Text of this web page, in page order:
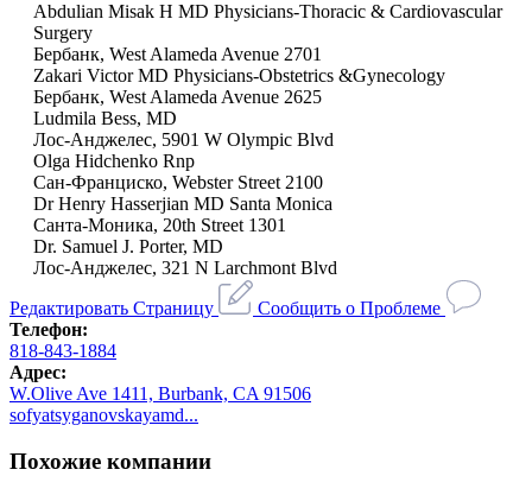
Abdulian Misak H MD Physicians-Thoracic & Cardiovascular
Surgery
Бербанк, West Alameda Avenue 2701
Zakari Victor MD Physicians-Obstetrics &Gynecology
Бербанк, West Alameda Avenue 2625
Ludmila Bess, MD
Лос-Анджелес, 5901 W Olympic Blvd
Olga Hidchenko Rnp
Сан-Франциско, Webster Street 2100
Dr Henry Hasserjian MD Santa Monica
Санта-Моника, 20th Street 1301
Dr. Samuel J. Porter, MD
Лос-Анджелес, 321 N Larchmont Blvd
Редактировать Страницу
Сообщить о Проблеме
Телефон:
818-843-1884
Адрес:
W.Olive Ave 1411, Burbank, CA 91506
sofyatsyganovskayamd...
Похожие компании